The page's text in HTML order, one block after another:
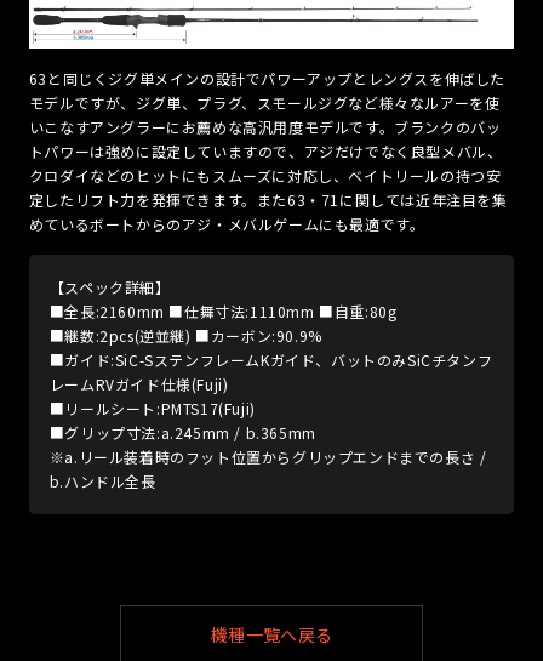
63と同じくジグ単メインの設計でパワーアップとレングスを伸ばした
モデルですが、ジグ単、プラグ、スモールジグなど様々なルアーを使
いこなすアングラーにお薦めな高汎用度モデルです。ブランクのバッ
トパワーは強めに設定していますので、アジだけでなく良型メバル、
クロダイなどのヒットにもスムーズに対応し、ベイトリールの持つ安
定したリフト力を発揮できます。また63・71に関しては近年注目を集
めているボートからのアジ・メバルゲームにも最適です。
【スペック詳細】
■全長:2160mm ■仕舞寸法:1110mm ■自重:80g
■継数:2pcs(逆並継) ■カーボン:90.9%
■ガイド:SiC-SステンフレームKガイド、バットのみSiCチタンフ
レームRVガイド仕様(Fuji)
■リールシート:PMTS17(Fuji)
■グリップ寸法:a.245mm / b.365mm
※a.リール装着時のフット位置からグリップエンドまでの長さ /
b.ハンドル全長
機種一覧へ戻る